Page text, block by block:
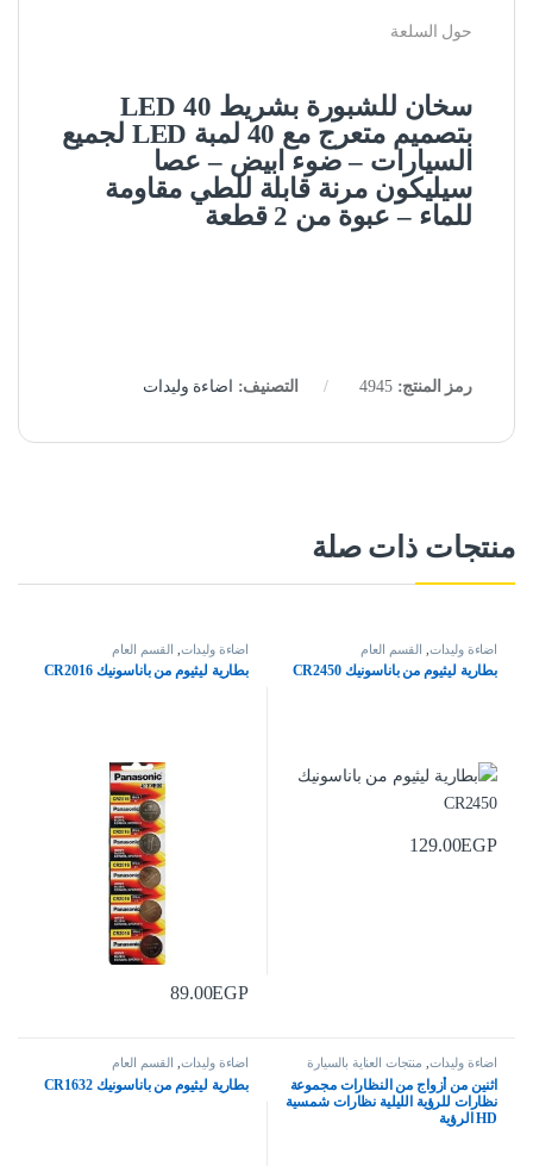
حول السلعة
سخان للشبورة بشريط LED 40
بتصميم متعرج مع 40 لمبة LED لجميع
السيارات – ضوء ابيض – عصا
سيليكون مرنة قابلة للطي مقاومة
للماء – عبوة من 2 قطعة
رمز المنتج:4945 التصنيف: اضاءة وليدات
منتجات ذات صلة
اضاءة وليدات القسم العام
بطارية ليثيوم من باناسونيك CR2450
129.00EGP
اضاءة وليدات القسم العام
بطارية ليثيوم من باناسونيك CR2016
89.00EGP
اضاءة وليدات منتجات العناية بالسيارة
اثنين من أزواج من النظارات مجموعة
نظارات للرؤية الليلية نظارات شمسية
HD الرؤية
اضاءة وليدات القسم العام
بطارية ليثيوم من باناسونيك CR1632